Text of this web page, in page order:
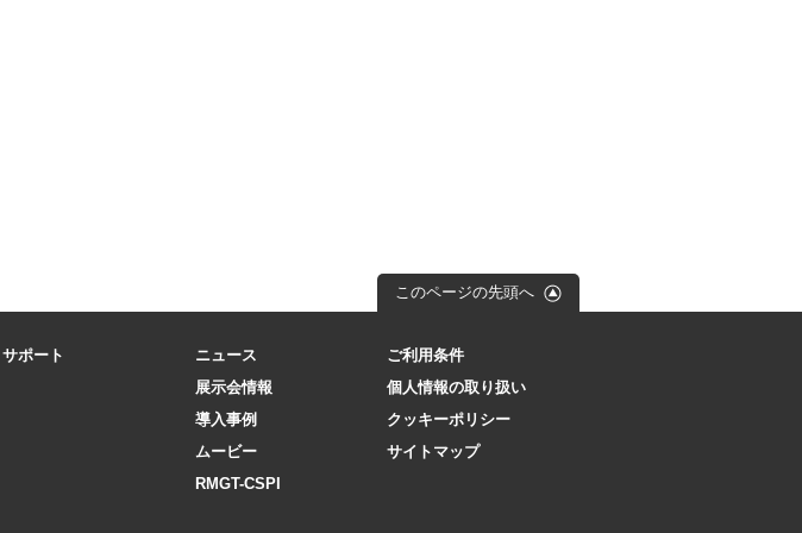
このページの先頭へ
サポート
ニュース
展示会情報
導入事例
ムービー
RMGT-CSPI
ご利用条件
個人情報の取り扱い
クッキーポリシー
サイトマップ